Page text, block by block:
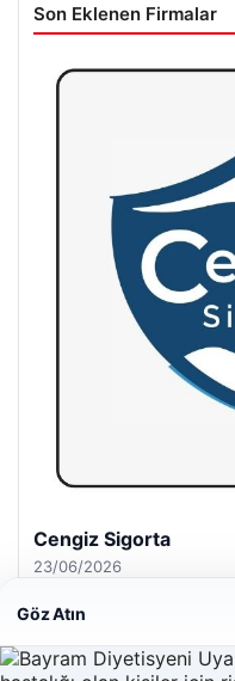
Son Eklenen Firmalar
Hastaş Beton
26/05/2026
Göz Atın